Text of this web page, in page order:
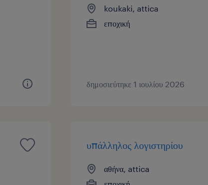
koukaki, attica
εποχική
δημοσιεύτηκε 1 ιουλίου 2026
υπάλληλος λογιστηρίου
αθήνα, attica